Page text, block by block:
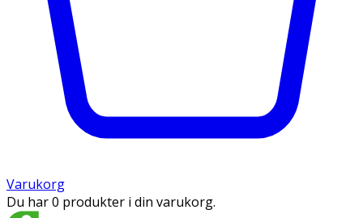
Varukorg
Du har 0 produkter i din varukorg.